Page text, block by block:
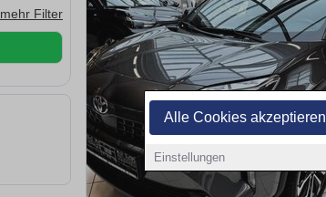
Alle Cookies akzeptieren
Einstellungen
mehr Filter